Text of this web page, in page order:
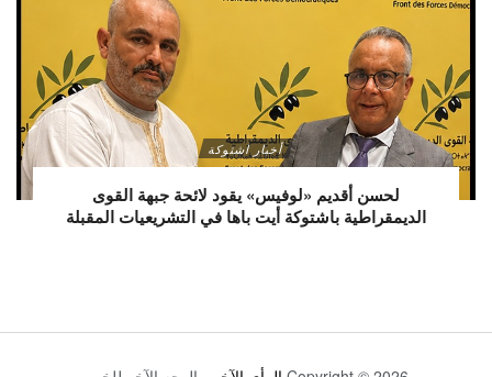
أخبار اشتوكة
لحسن أقديم «لوفيس» يقود لائحة جبهة القوى
الديمقراطية باشتوكة أيت باها في التشريعيات المقبلة